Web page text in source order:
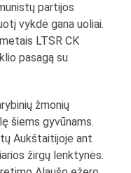
partijos
vykdė gana uoliai.
LTSR CK
pasagą su
žmonių
šiems gyvūnams.
Aukštaitijoje ant
žirgų lenktynės.